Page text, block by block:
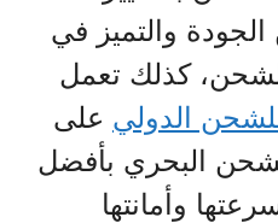
والتميز في
كذلك تعمل
الدولي على
البحري بأفضل
وأمانتها